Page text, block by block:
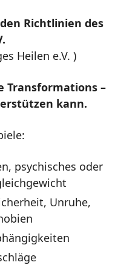
Richtlinien des
Heilen e.V. )
Transformations –
kann.
psychisches oder
Unruhe,